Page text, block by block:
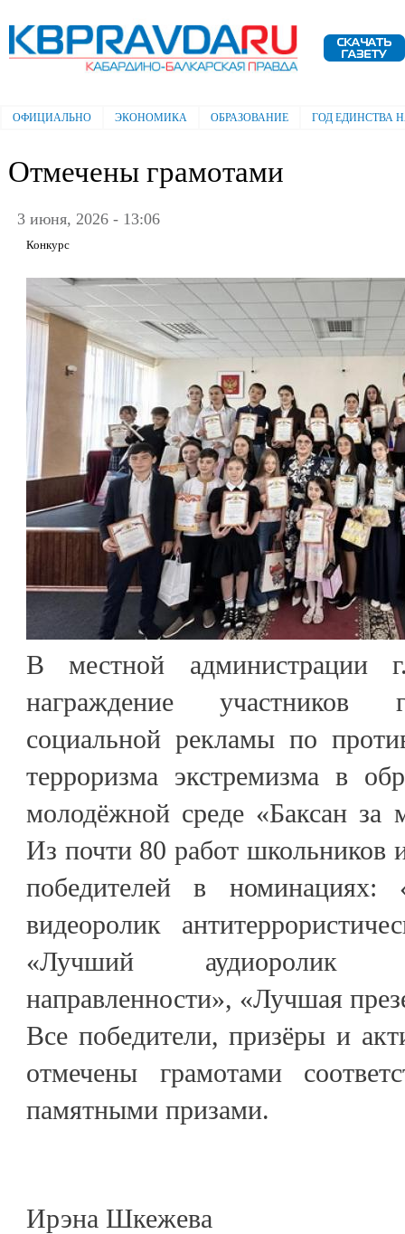
Электронная газета "Кабардино-
Балкарская правда"
Главное меню
ОФИЦИАЛЬНО ЭКОНОМИКА ОБРАЗОВАНИЕ ГОД ЕДИНСТВА
Отмечены грамотами
3 июня, 2026 - 13:06
Конкурс
В местной администрации
награждение участников
социальной рекламы по
терроризма экстремизма в
молодёжной среде «Баксан за
Из почти 80 работ школьников
победителей в номинациях:
видеоролик
«Лучший аудиоролик
направленности», «Лучшая
Все победители, призёры и
отмечены грамотами
памятными призами.
Ирэна Шкежева